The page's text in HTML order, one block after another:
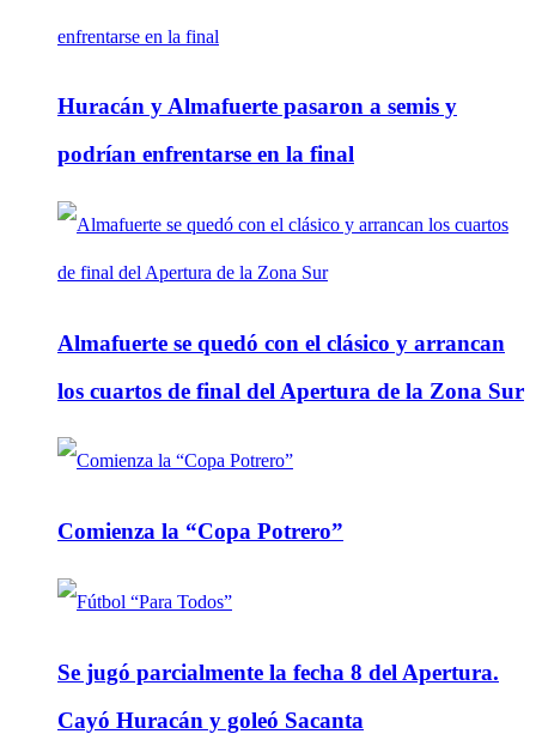
Huracán y Almafuerte pasaron a semis y
podrían enfrentarse en la final
Almafuerte se quedó con el clásico y arrancan
los cuartos de final del Apertura de la Zona Sur
Comienza la “Copa Potrero”
Se jugó parcialmente la fecha 8 del Apertura.
Cayó Huracán y goleó Sacanta